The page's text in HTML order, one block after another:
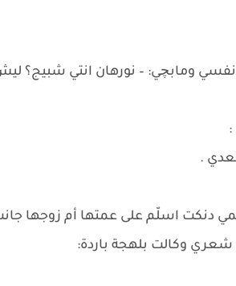
نفسي ومابچي: – نورهان انتي شبيج؟
:
.
دنكت اسلّم على عمتها أم زوجها
وكالت بلهجة باردة: